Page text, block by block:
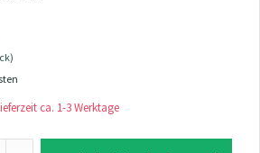
ca. 1-3 Werktage